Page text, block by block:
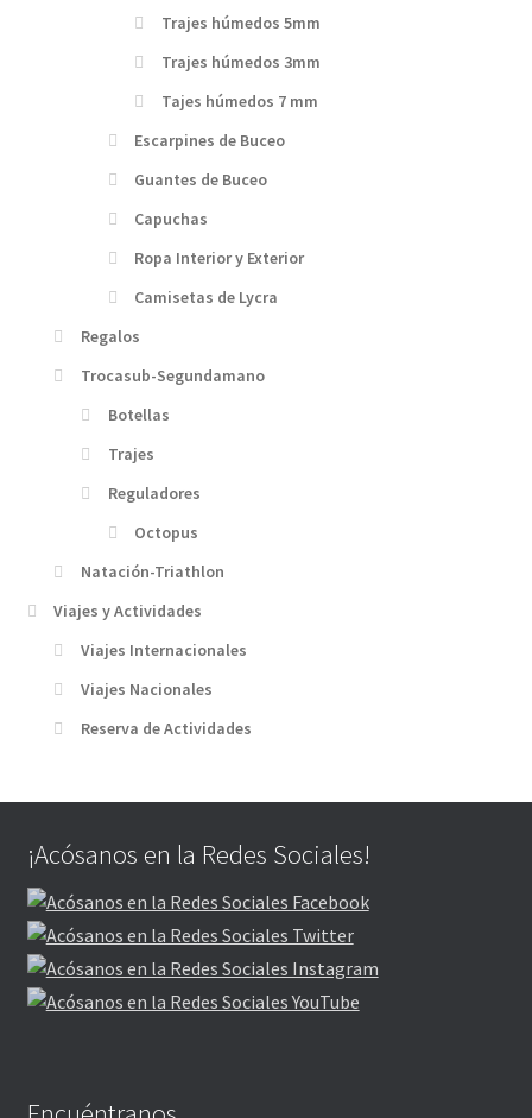
Trajes húmedos 5mm
Trajes húmedos 3mm
Tajes húmedos 7 mm
Escarpines de Buceo
Guantes de Buceo
Capuchas
Ropa Interior y Exterior
Camisetas de Lycra
Regalos
Trocasub-Segundamano
Botellas
Trajes
Reguladores
Octopus
Natación-Triathlon
Viajes y Actividades
Viajes Internacionales
Viajes Nacionales
Reserva de Actividades
¡Acósanos en la Redes Sociales!